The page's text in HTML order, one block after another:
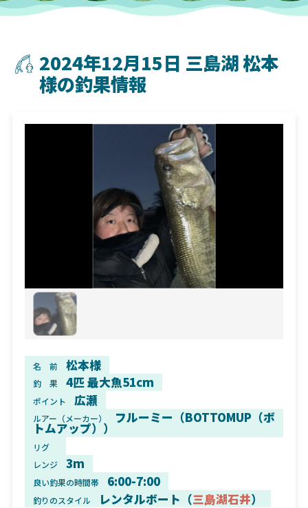
2024年12月15日 三島湖 松本
様の釣果情報
名 前 松本様
釣 果 4匹 最大魚51cm
ポイント 広瀬
ルアー（メーカー） フルーミー（BOTTOMUP（ボ
トムアップ））
リグ
レンジ
3m
良い釣果の時間帯 6:00-7:00
釣りのスタイル レンタルボート（三島湖石井）